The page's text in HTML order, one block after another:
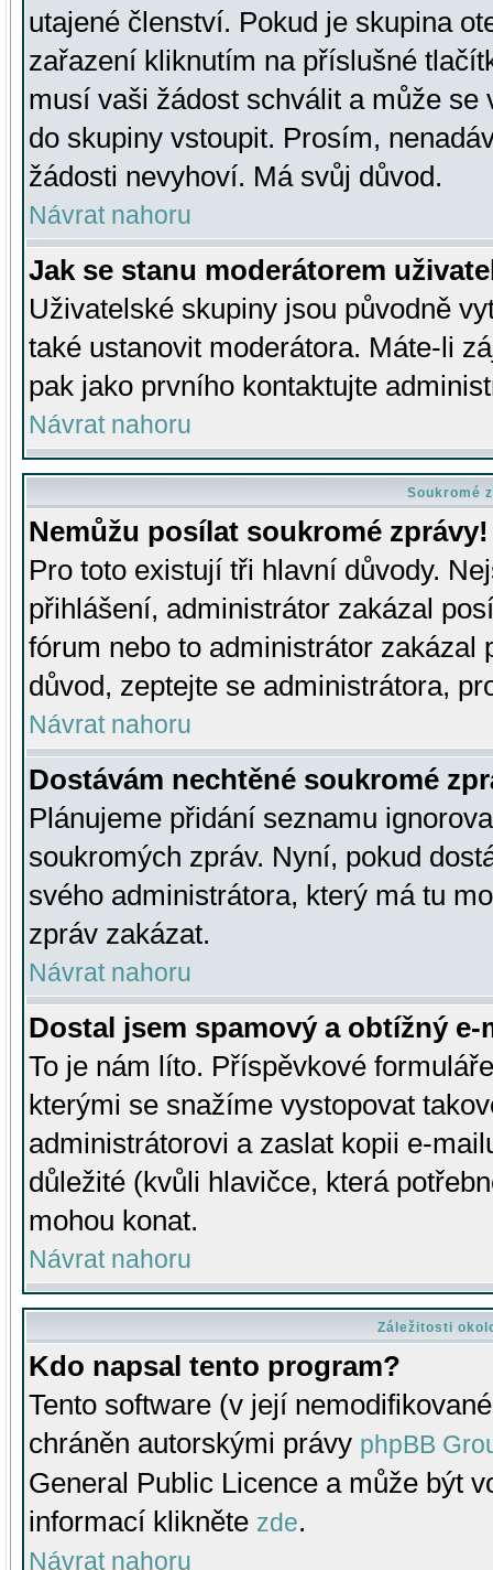
utajené členství. Pokud je skupina
zařazení kliknutím na příslušné
musí vaši žádost schválit a může se
do skupiny vstoupit. Prosím,
žádosti nevyhoví. Má svůj důvod.
Návrat nahoru
Jak se stanu moderátorem
Uživatelské skupiny jsou původně
také ustanovit moderátora. Máte-li
pak jako prvního kontaktujte
Návrat nahoru
Soukromé
Nemůžu posílat soukromé zprávy!
Pro toto existují tři hlavní důvody.
přihlášení, administrátor zakázal
fórum nebo to administrátor zakázal
důvod, zeptejte se administrátora,
Návrat nahoru
Dostávám nechtěné soukromé
Plánujeme přidání seznamu
soukromých zpráv. Nyní, pokud
svého administrátora, který má tu
zpráv zakázat.
Návrat nahoru
Dostal jsem spamový a obtížný
To je nám líto. Příspěvkové
kterými se snažíme vystopovat
administrátorovi a zaslat kopii e-
důležité (kvůli hlavičce, která
mohou konat.
Návrat nahoru
Záležitosti
Kdo napsal tento program?
Tento software (v její
chráněn autorskými právy phpBB
General Public Licence a může být
informací klikněte zde.
Návrat nahoru